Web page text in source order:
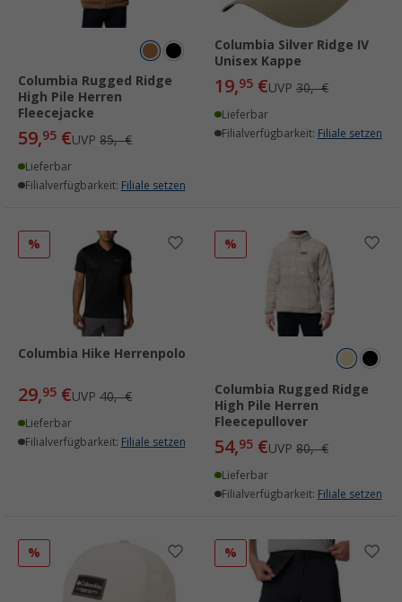
Columbia Rugged Ridge
High Pile Herren
Fleecejacke
59,95 €UVP 85,- €
Lieferbar
Filialverfügbarkeit: Filiale setzen
Columbia Silver Ridge IV
Unisex Kappe
19,95 €UVP 30,- €
Lieferbar
Filialverfügbarkeit: Filiale setzen
%
Columbia Hike Herrenpolo
29,95 €UVP 40,- €
Lieferbar
Filialverfügbarkeit: Filiale setzen
%
Columbia Rugged Ridge
High Pile Herren
Fleecepullover
54,95 €UVP 80,- €
Lieferbar
Filialverfügbarkeit: Filiale setzen
% %